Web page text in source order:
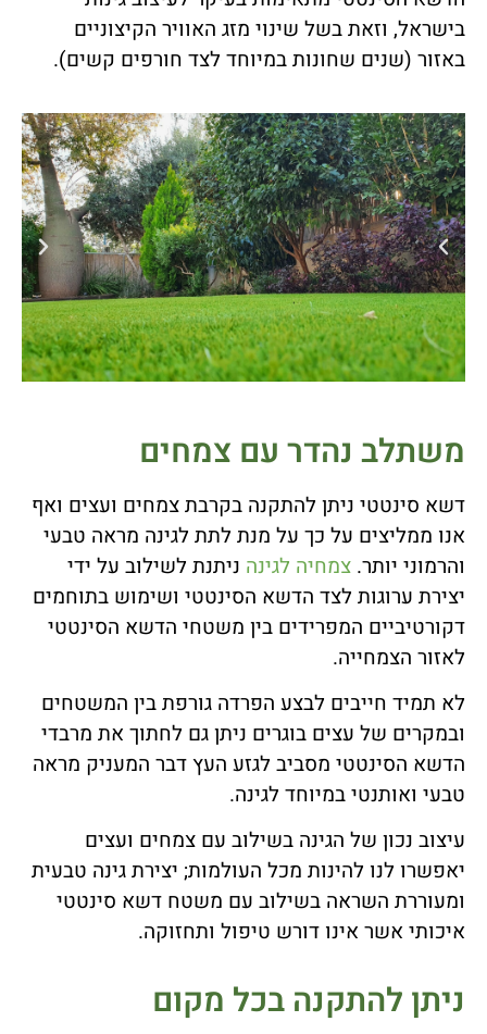
בישראל, וזאת בשל שינוי מזג האוויר הקיצוניים
באזור (שנים שחונות במיוחד לצד חורפים קשים).
משתלב נהדר עם צמחים
דשא סינטטי ניתן להתקנה בקרבת צמחים ועצים ואף
אנו ממליצים על כך על מנת לתת לגינה מראה טבעי
והרמוני יותר. צמחיה לגינה ניתנת לשילוב על ידי
יצירת ערוגות לצד הדשא הסינטטי ושימוש בתוחמים
דקורטיביים המפרידים בין משטחי הדשא הסינטטי
לאזור הצמחייה.
לא תמיד חייבים לבצע הפרדה גורפת בין המשטחים
ובמקרים של עצים בוגרים ניתן גם לחתוך את מרבדי
הדשא הסינטטי מסביב לגזע העץ דבר המעניק מראה
טבעי ואותנטי במיוחד לגינה.
עיצוב נכון של הגינה בשילוב עם צמחים ועצים
יאפשרו לנו להינות מכל העולמות; יצירת גינה טבעית
ומעוררת השראה בשילוב עם משטח דשא סינטטי
איכותי אשר אינו דורש טיפול ותחזוקה.
ניתן להתקנה בכל מקום